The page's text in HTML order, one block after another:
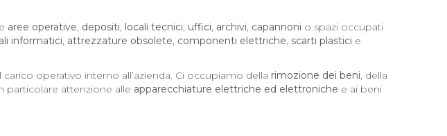
aree operative, depositi, locali tecnici, uffici, archivi, capannoni o spazi occupati
informatici, attrezzature obsolete, componenti elettriche, scarti plastici e
operativo interno all’azienda. Ci occupiamo della rimozione dei beni, della
particolare attenzione alle apparecchiature elettriche ed elettroniche e ai beni